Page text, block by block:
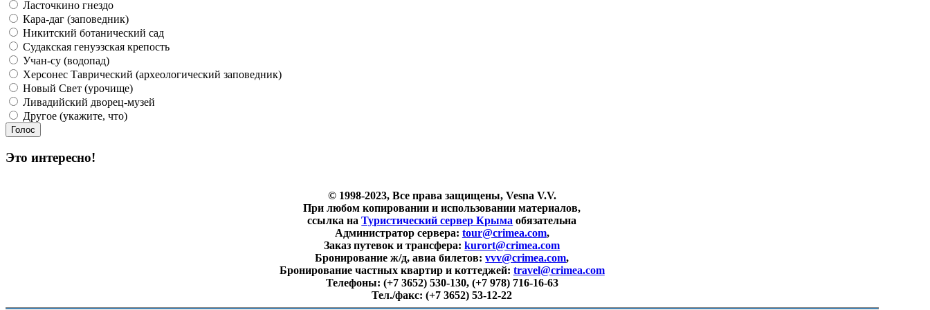
Ласточкино гнездо
Кара-даг (заповедник)
Никитский ботанический сад
Судакская генуэзская крепость
Учан-су (водопад)
Херсонес Таврический (археологический заповедник)
Новый Свет (урочище)
Ливадийский дворец-музей
Другое (укажите, что)
Это интересно!
© 1998-2023, Все права защищены, Vesna V.V.
При любом копировании и использовании материалов,
ссылка наТуристический сервер Крыма обязательна
Администратор сервера: tour@crimea.com,
Заказ путевок и трансфера:kurort@crimea.com
Бронирование ж/д, авиа билетов:vvv@crimea.com,
Бронирование частных квартир и коттеджей: travel@crimea.com
Телефоны: (+7 3652) 530-130, (+7 978) 716-16-63
Тел./факс:(+7 3652) 53-12-22